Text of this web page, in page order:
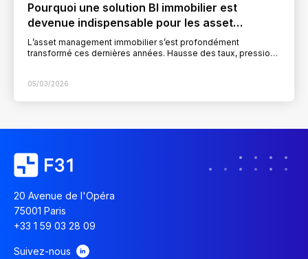
Pourquoi une solution BI immobilier est
devenue indispensable pour les asset
managers
L’asset management immobilier s’est profondément
transformé ces dernières années. Hausse des taux, pression
05/03/2026
20 Avenue de l'Opéra
75001 Paris
+33 1 59 03 28 09
Suivez-nous